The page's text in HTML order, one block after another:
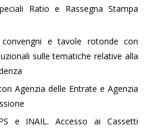
Ratio e Rassegna Stampa
convengni e tavole rotonde con
sulle tematiche relative alla
Agenzia delle Entrate e Agenzia
e INAIL. Accesso ai Cassetti